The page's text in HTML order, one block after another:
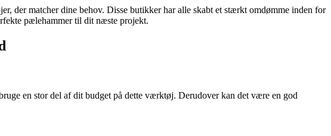
der matcher dine behov. Disse butikker har alle skabt et stærkt omdømme inden for
pælehammer til dit næste projekt.
en stor del af dit budget på dette værktøj. Derudover kan det være en god